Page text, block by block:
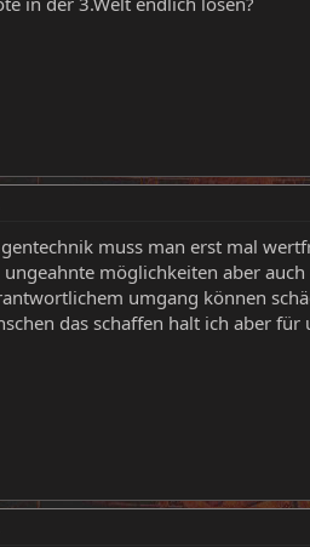
muss man erst mal
ungeahnte möglichkeiten aber
umgang können
das schaffen halt ich aber